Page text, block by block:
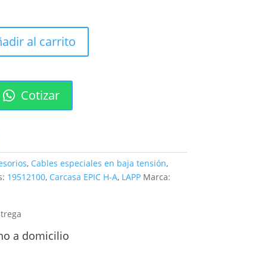
al carrito
Cotizar
, Cables especiales en baja tensión,
19512100, Carcasa EPIC H-A, LAPP Marca:
a domicilio